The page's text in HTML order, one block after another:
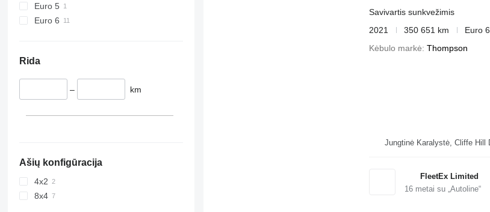
Euro 5
Euro 6
Rida
– km
Ašių konfigūracija
4x2
8x4
Savivartis sunkvežimis
2021
350 651 km
Euro 6
Kėbulo markė Thompson
FleetEx Limited
16metai su „Autoline“